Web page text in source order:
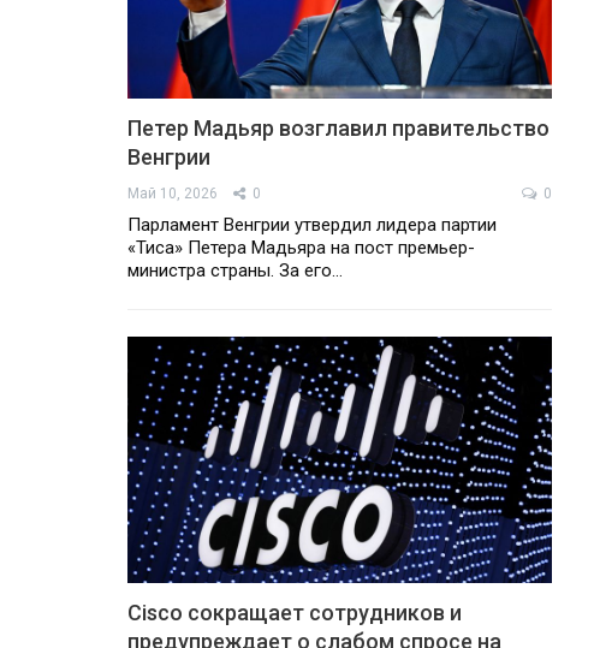
Петер Мадьяр возглавил правительство
Венгрии
Май 10, 2026 0 0
Парламент Венгрии утвердил лидера партии
«Тиса» Петера Мадьяра на пост премьер-
министра страны. За его…
Cisco сокращает сотрудников и
предупреждает о слабом спросе на